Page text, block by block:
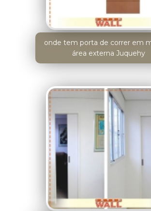
onde tem porta de correr em
área externa Juquehy